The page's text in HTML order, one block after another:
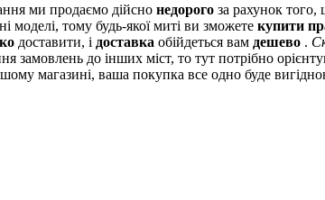
ми продаємо дійсно недорого за рахунок
моделі, тому будь-якої миті ви зможете купити
доставити, і доставка обійдеться вам дешево .
замовлень до інших міст, то тут потрібно
магазині, ваша покупка все одно буде